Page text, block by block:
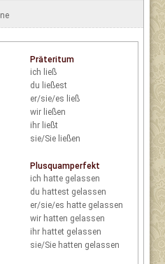
Präteritum
ich ließ
du ließest
er/sie/es ließ
wir ließen
ihr ließt
sie/Sie ließen
Plusquamperfekt
ich hatte gelassen
du hattest gelassen
er/sie/es hatte gelassen
wir hatten gelassen
ihr hattet gelassen
sie/Sie hatten gelassen